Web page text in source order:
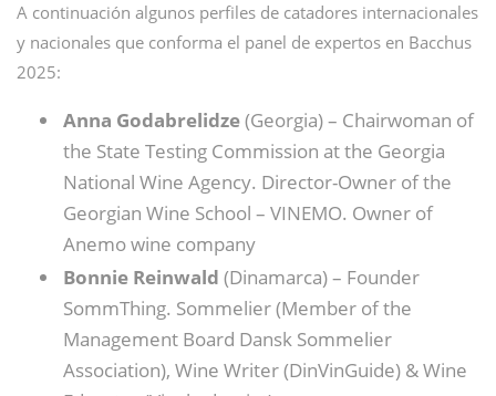
A continuación algunos perfiles de catadores internacionales
y nacionales que conforma el panel de expertos en Bacchus
2025:
Anna Godabrelidze(Georgia) – Chairwoman of
the State Testing Commission at the Georgia
National Wine Agency. Director-Owner of the
Georgian Wine School – VINEMO. Owner of
Anemo wine company
Bonnie Reinwald (Dinamarca) – Founder
SommThing. Sommelier (Member of the
Management Board Dansk Sommelier
Association), Wine Writer (DinVinGuide) & Wine